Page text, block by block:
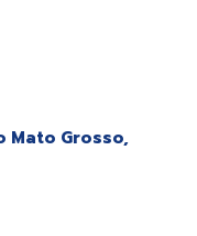
Mato Grosso,